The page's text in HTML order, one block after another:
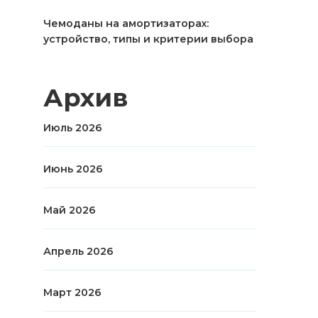
Чемоданы на амортизаторах:
устройство, типы и критерии выбора
Архив
Июль 2026
Июнь 2026
Май 2026
Апрель 2026
Март 2026